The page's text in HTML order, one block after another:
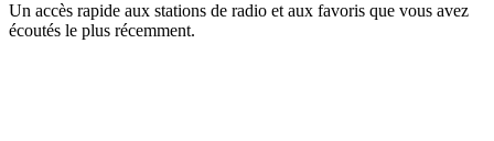
Un accès rapide aux stations de radio et aux favoris que vous avez
écoutés le plus récemment.